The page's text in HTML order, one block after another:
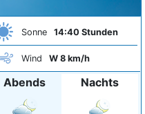
Sonne 14:40 Stunden
Wind W 8 km/h
Abends Nachts